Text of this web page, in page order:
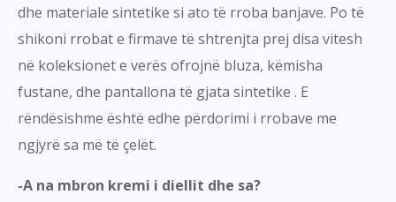
dhe materiale sintetike si ato të rroba banjave. Po të
shikoni rrobat e firmave të shtrenjta prej disa vitesh
në koleksionet e verës ofrojnë bluza, këmisha
fustane, dhe pantallona të gjata sintetike . E
rëndësishme është edhe përdorimi i rrobave me
ngjyrë sa më të çelët.
-A na mbron kremi i diellit dhe sa?